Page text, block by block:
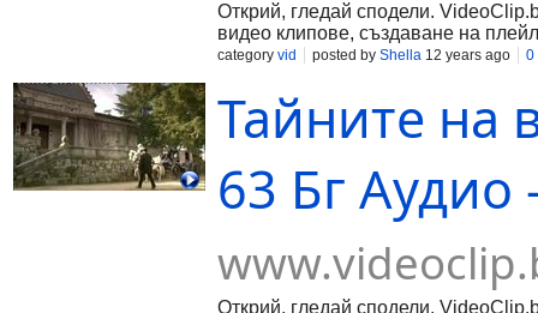
Открий, гледай сподели.
видео клипове, създаване на
category vid posted by Shella 12 years ago 0
Тайните на
63 Бг Аудио
Открий, гледай сподели.